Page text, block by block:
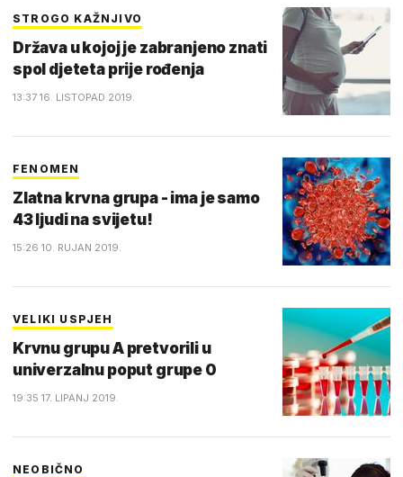
STROGO KAŽNJIVO
Država u kojoj je zabranjeno znati
spol djeteta prije rođenja
13:37 16. LISTOPAD 2019.
FENOMEN
Zlatna krvna grupa - ima je samo
43 ljudi na svijetu!
15:26 10. RUJAN 2019.
VELIKI USPJEH
Krvnu grupu A pretvorili u
univerzalnu poput grupe 0
19:35 17. LIPANJ 2019.
NEOBIČNO